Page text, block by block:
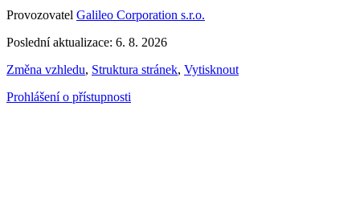
Provozovatel Galileo Corporation s.r.o.
Poslední aktualizace: 6. 8. 2026
Změna vzhledu, Struktura stránek, Vytisknout
Prohlášení o přístupnosti